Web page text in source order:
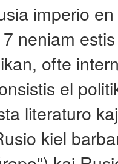
imperio
neniam
ofte
el
literaturo
kiel